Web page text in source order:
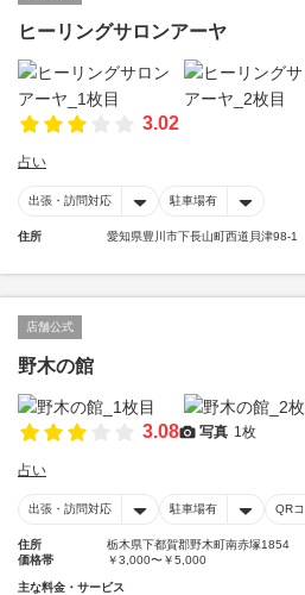
ヒーリングサロンアーヤ
3.02
占い
出張・訪問対応 駐車場有
住所 愛知県豊川市下長山町西道貝津98-1
店舗公式
野木の館
3.08 写真 1枚
占い
出張・訪問対応 駐車場有 QR
住所
栃木県下都賀郡野木町南赤塚1854
価格帯
￥3,000〜￥5,000
主な料金・サービス